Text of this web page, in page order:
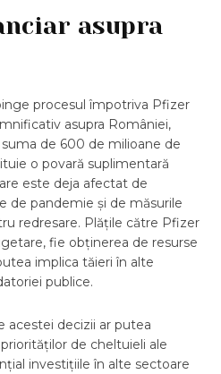
asupra
procesul împotriva Pfizer
asupra României,
de 600 de milioane de
o povară suplimentară
este deja afectat de
de pandemie și de măsurile
redresare. Plățile către Pfizer
fie obținerea de resurse
implica tăieri în alte
publice.
acestei decizii ar putea
de cheltuieli ale
investițiile în alte sectoare